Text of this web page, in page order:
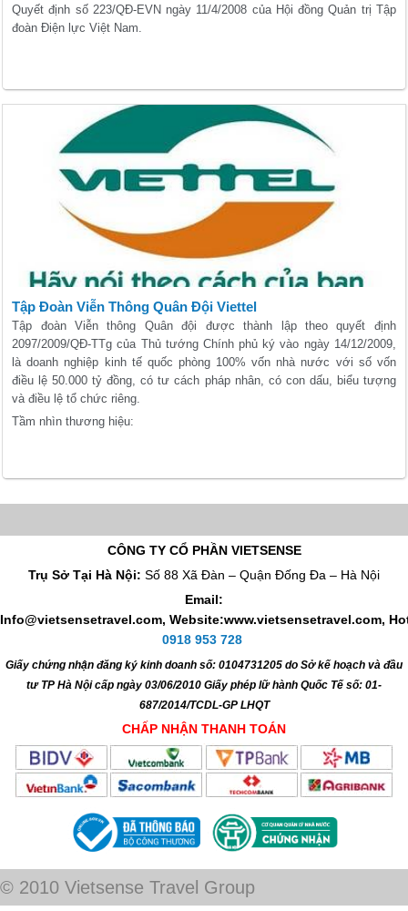
Quyết định số 223/QĐ-EVN ngày 11/4/2008 của Hội đồng Quản trị Tập
đoàn Điện lực Việt Nam.
Tập Đoàn Viễn Thông Quân Đội Viettel
Tập đoàn Viễn thông Quân đội được thành lập theo quyết định
2097/2009/QĐ-TTg của Thủ tướng Chính phủ ký vào ngày 14/12/2009,
là doanh nghiệp kinh tế quốc phòng 100% vốn nhà nước với số vốn
điều lệ 50.000 tỷ đồng, có tư cách pháp nhân, có con dấu, biểu tượng
và điều lệ tổ chức riêng.
Tầm nhìn thương hiệu:
CÔNG TY CỔ PHẦN VIETSENSE
Trụ Sở Tại Hà Nội: Số 88 Xã Đàn – Quận Đống Đa – Hà Nội
Email:
Info@vietsensetravel.com, Website:www.vietsensetravel.com,
0918 953 728
Giấy chứng nhận đăng ký kinh doanh số: 0104731205 do Sở kế hoạch và đầu
tư TP Hà Nội cấp ngày 03/06/2010 Giấy phép lữ hành Quốc Tế số: 01-
687/2014/TCDL-GP LHQT
CHẤP NHẬN THANH TOÁN
© 2010 Vietsense Travel Group